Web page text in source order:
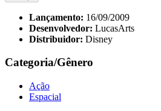
Lançamento: 16/09/2009
Desenvolvedor: LucasArts
Distribuidor: Disney
Categoria/Gênero
Ação
Espacial